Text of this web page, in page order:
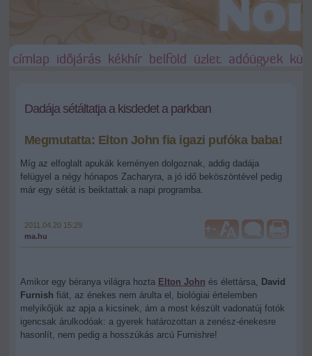
címlap időjárás kékhír belföld üzlet adóügyek
Dadája sétáltatja a kisdedet a parkban
Megmutatta: Elton John fia igazi pufóka baba!
Míg az elfoglalt apukák keményen dolgoznak, addig dadája
felügyel a négy hónapos Zacharyra, a jó idő beköszöntével pedig
már egy sétát is beiktattak a napi programba.
2011.04.20 15:29
ma.hu
+-
Amikor egy béranya világra hozta Elton John és élettársa, David
Furnish fiát, az énekes nem árulta el, biológiai értelemben
melyikőjük az apja a kicsinek, ám a most készült vadonatúj fotók
igencsak árulkodóak: a gyerek határozottan a zenész-énekesre
hasonlít, nem pedig a hosszúkás arcú Furnishre!